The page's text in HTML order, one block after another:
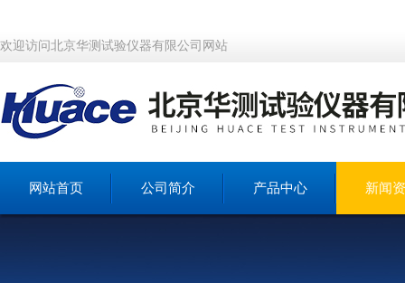
欢迎访问北京华测试验仪器有限公司网站
网站首页 公司简介 产品中心 新闻